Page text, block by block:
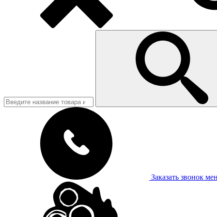
Заказать звонок